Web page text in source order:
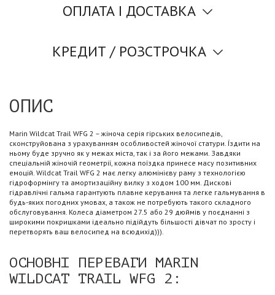
ОПЛАТА І ДОСТАВКА
КРЕДИТ / РОЗСТРОЧКА
ОПИС
Marin Wildcat Trail WFG 2 – жіноча серія гірських велосипедів,
сконструйована з урахуванням особливостей жіночої статури. Їздити на
ньому буде зручно як у межах міста, так і за його межами. Завдяки
спеціальній жіночій геометрії, кожна поїздка принесе масу позитивних
емоцій. Wildcat Trail WFG 2 має легку алюмінієву раму з технологією
гідроформінгу та амортизаційну вилку з ходом 100 мм. Дискові
гідравлічні гальма гарантують плавне керування та легке гальмування в
будь-яких погодних умовах, а також не потребують такого складного
обслуговування. Колеса діаметром 27.5 або 29 дюймів у поєднанні з
широкими покришками ідеально підійдуть більшості дівчат по зросту і
перетворять ваш велосипед на всюдихід))).
ОСНОВНІ ПЕРЕВАГИ MARIN
WILDCAT TRAIL WFG 2: